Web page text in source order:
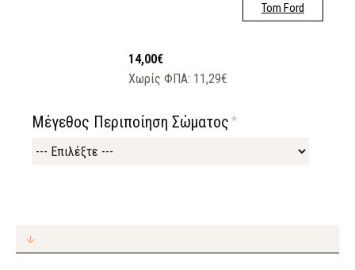
14,00€
Χωρίς ΦΠΑ: 11,29€
Tom Ford
Μέγεθος Περιποίηση Σώματος